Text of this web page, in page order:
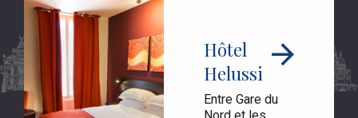
Hôtel
Helussi
Entre Gare du